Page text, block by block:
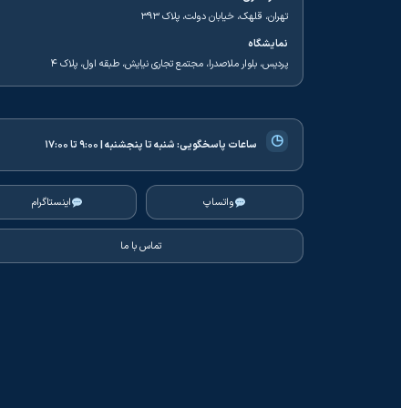
تهران، قلهک، خیابان دولت، پلاک ۳۹۳
نمایشگاه
پردیس، بلوار ملاصدرا، مجتمع تجاری نیایش، طبقه اول، پلاک ۴
◷ ساعات پاسخگویی:شنبه تا پنجشنبه | ۹:۰۰ تا ۱۷:۰۰
واتساپ اینستاگرام
تماس با ما